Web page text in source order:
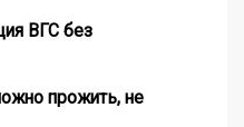
ВГС без
прожить, не